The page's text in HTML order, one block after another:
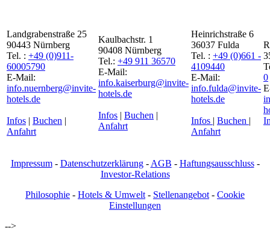
Landgrabenstraße 25
90443 Nürnberg
Tel. : +49 (0)911-
60005790
E-Mail:
info.nuernberg@invite-
hotels.de
Infos | Buchen |
Anfahrt
Kaulbachstr. 1
90408 Nürnberg
Tel.: +49 911 36570
E-Mail:
info.kaiserburg@invite-
hotels.de
Infos | Buchen |
Anfahrt
Heinrichstraße 6
36037 Fulda
Tel. : +49 (0)661 -
4109440
E-Mail:
info.fulda@invite-
hotels.de
Infos | Buchen |
Anfahrt
0
Impressum- Datenschutzerklärung- AGB - Haftungsausschluss-
Investor-Relations
Philosophie - Hotels & Umwelt - Stellenangebot - Cookie
Einstellungen
-->